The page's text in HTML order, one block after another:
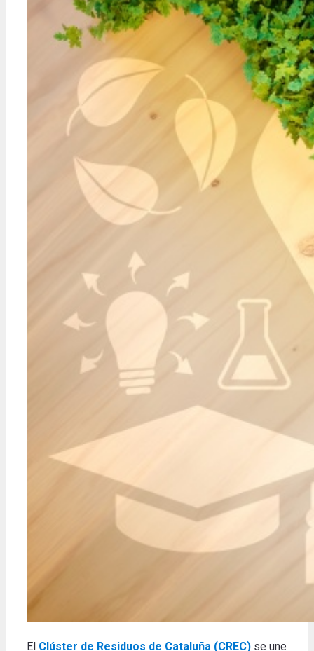
El Clúster de Residuos de Cataluña (CREC) se une